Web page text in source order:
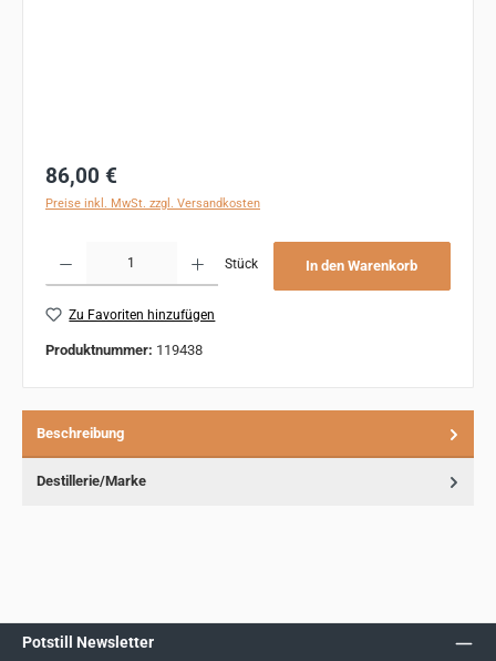
Regulärer Preis:
86,00 €
Preise inkl. MwSt. zzgl. Versandkosten
Stück In den Warenkorb
Zu Favoriten hinzufügen
Produktnummer: 119438
Beschreibung
Destillerie/Marke
Potstill Newsletter